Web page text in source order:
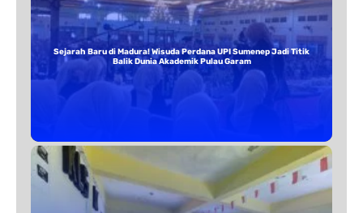
Sejarah Baru di Madura! Wisuda Perdana UPI Sumenep Jadi Titik
Balik Dunia Akademik Pulau Garam